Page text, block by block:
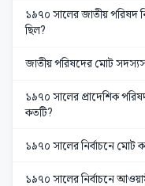
১৯৭০ সালের জাতীয় পরিষদ
ছিল?
জাতীয় পরিষদের মোট
১৯৭০ সালের প্রাদেশিক
কতটি?
১৯৭০ সালের নির্বাচনে মোট
১৯৭০ সালের নির্বাচনে